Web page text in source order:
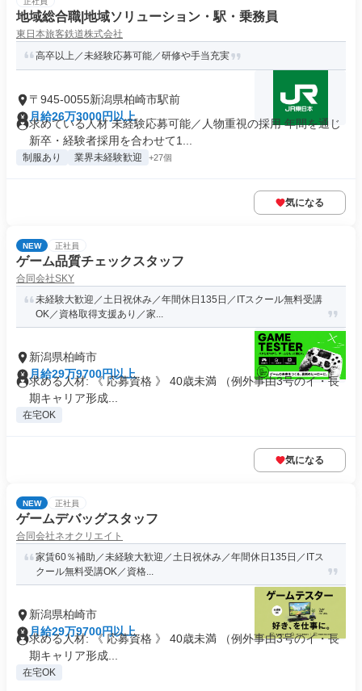
地域総合職|地域ソリューション・駅・乗務員
東日本旅客鉄道株式会社
高卒以上／未経験応募可能／研修や手当充実
〒945-0055新潟県柏崎市駅前
月給26万3000円以上
求めている人材 未経験応募可能／人物重視の採用 年間を通じ
新卒・経験者採用を合わせて1...
制服あり 業界未経験歓迎 +27個
気になる
NEW 正社員
ゲーム品質チェックスタッフ
合同会社SKY
未経験大歓迎／土日祝休み／年間休日135日／ITスクール無料受講
OK／資格取得支援あり／家...
新潟県柏崎市
月給29万9700円以上
求める人材: 《 応募資格 》 40歳未満 （例外事由3号のイ・長
期キャリア形成...
在宅OK
気になる
NEW 正社員
ゲームデバッグスタッフ
合同会社ネオクリエイト
家賃60％補助／未経験大歓迎／土日祝休み／年間休日135日／ITス
クール無料受講OK／資格...
新潟県柏崎市
月給29万9700円以上
求める人材: 《 応募資格 》 40歳未満 （例外事由3号のイ・長
期キャリア形成...
在宅OK